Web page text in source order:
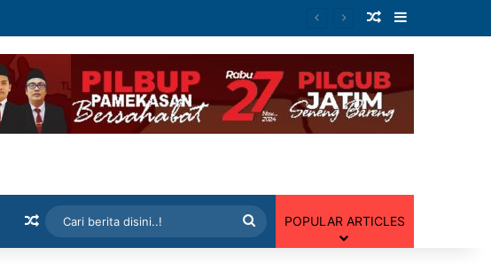
Artikel Random
Artikel Random
berita
POPULAR ARTICLES